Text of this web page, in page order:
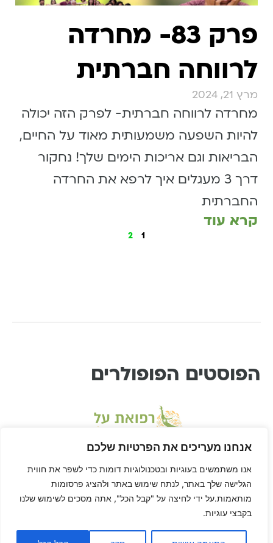
אנחנו מעריכים את הפרטיות שלכם
אנו משתמשים בעוגיות ובטכנולוגיות דומות כדי לשפר את חווית
הגלישה שלך באתר, לנתח שימוש באתר ולהציג פרסומות
מותאמות.על ידי לחיצה על "קבל הכל", אתה מסכים לשימוש שלנו
בקבצי עוגיות.
פרק 83- מחרדה
לרווחה חברתית
מרץ 21, 2024
מחרדה לרווחה חברתית- לפרק הזה יכולה
להיות השפעה משמעותית מאוד על החיים,
הבריאות וגם אריכות הימים שלך! נחקור
דרך 3 מעגלים איך לרפא את החרדה
החברתית
קרא עוד
1
2
הפוסטים הפופולרים
* דיסקליימר: דן הוא לא רופא ורפואת-על היא שיטה בתחום הרפואה המשלימה, ולא